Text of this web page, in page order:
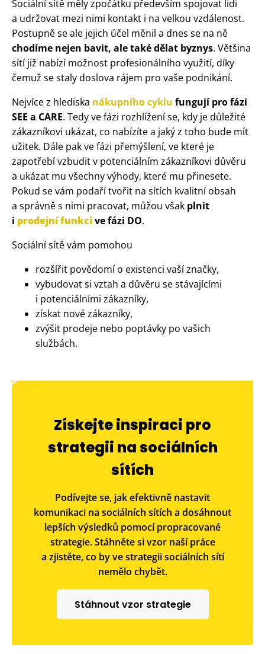
Sociální sítě měly zpočátku především spojovat lidi
a udržovat mezi nimi kontakt i na velkou vzdálenost.
Postupně se ale jejich účel měnil a dnes se na ně
chodíme nejen bavit, ale také dělat byznys. Většina
sítí již nabízí možnost profesionálního využití, díky
čemuž se staly doslova rájem pro vaše podnikání.
Nejvíce z hlediska nákupního cyklu fungují pro fázi
SEE a CARE. Tedy ve fázi rozhlížení se, kdy je důležité
zákazníkovi ukázat, co nabízíte a jaký z toho bude mít
užitek. Dále pak ve fázi přemýšlení, ve které je
zapotřebí vzbudit v potenciálním zákazníkovi důvěru
a ukázat mu všechny výhody, které mu přinesete.
Pokud se vám podaří tvořit na sítích kvalitní obsah
a správně s nimi pracovat, můžou však plnit
i prodejní funkcive fázi DO.
Sociální sítě vám pomohou
rozšířit povědomí o existenci vaší značky,
vybudovat si vztah a důvěru se stávajícími
i potenciálními zákazníky,
získat nové zákazníky,
zvýšit prodeje nebo poptávky po vašich
službách.
Získejte inspiraci pro
strategii na sociálních
sítích
Podívejte se, jak efektivně nastavit
komunikaci na sociálních sítích a dosáhnout
lepších výsledků pomocí propracované
strategie. Stáhněte si vzor naší práce
a zjistěte, co by ve strategii sociálních sítí
nemělo chybět.
Stáhnout vzor strategie